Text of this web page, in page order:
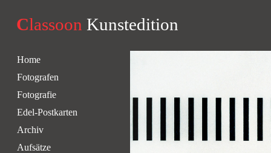
Classoon Kunstedition
Home
Fotografen
Fotografie
Edel-Postkarten
Archiv
Aufsätze